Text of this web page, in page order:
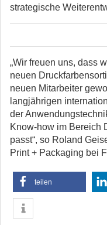
strategische
„Wir freuen uns, dass
neuen
neuen Mitarbeiter
langjährigen
der
Know-how im Bereich
passt“, so Roland
Print + Packaging bei
teilen